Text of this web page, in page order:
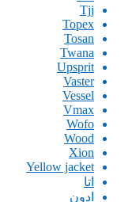
Tjj
Topex
Tosan
Twana
Upsprit
Vaster
Vessel
Vmax
Wofo
Wood
Xion
Yellow jacket
اتا
ادون